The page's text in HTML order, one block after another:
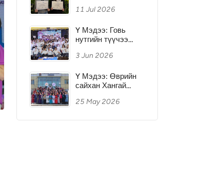
11 Jul 2026
Y Мэдээ: Говь
нутгийн түүчээ
Залуусын Хүч
зохион
байгуулагдлаа
3 Jun 2026
Y Мэдээ: Өврийн
сайхан Хангай
Хүч чуулган 4 дэх
25 May 2026